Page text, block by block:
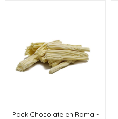
Pack Chocolate en Rama -